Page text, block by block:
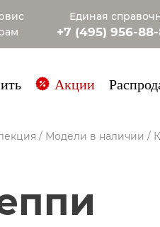
Единая
+7 (495) 956-
Акции
/ Модели в наличии /